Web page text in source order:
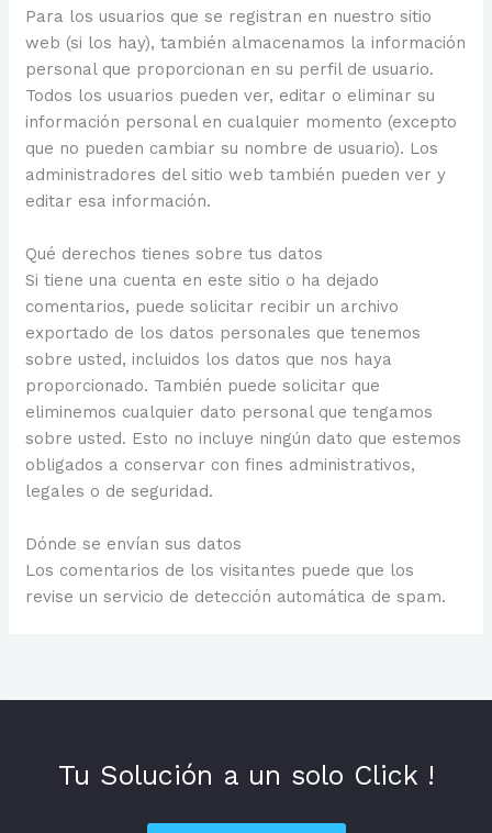
Para los usuarios que se registran en nuestro sitio
web (si los hay), también almacenamos la información
personal que proporcionan en su perfil de usuario.
Todos los usuarios pueden ver, editar o eliminar su
información personal en cualquier momento (excepto
que no pueden cambiar su nombre de usuario). Los
administradores del sitio web también pueden ver y
editar esa información.
Qué derechos tienes sobre tus datos
Si tiene una cuenta en este sitio o ha dejado
comentarios, puede solicitar recibir un archivo
exportado de los datos personales que tenemos
sobre usted, incluidos los datos que nos haya
proporcionado. También puede solicitar que
eliminemos cualquier dato personal que tengamos
sobre usted. Esto no incluye ningún dato que estemos
obligados a conservar con fines administrativos,
legales o de seguridad.
Dónde se envían sus datos
Los comentarios de los visitantes puede que los
revise un servicio de detección automática de spam.
Tu Solución a un solo Click !